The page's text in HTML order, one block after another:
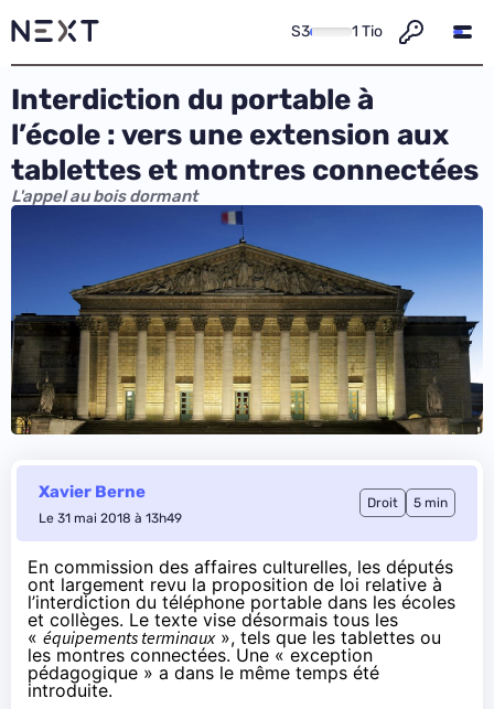
S3 1 Tio
Interdiction du portable à
l’école : vers une extension aux
tablettes et montres connectées
L'appel au bois dormant
Xavier Berne
Le 31 mai 2018 à 13h49
Droit 5 min
En commission des affaires culturelles, les députés
ont largement revu la proposition de loi relative à
l’interdiction du téléphone portable dans les écoles
et collèges. Le texte vise désormais tous les
« équipements terminaux», tels que les tablettes ou
les montres connectées. Une « exception
pédagogique » a dans le même temps été
introduite.